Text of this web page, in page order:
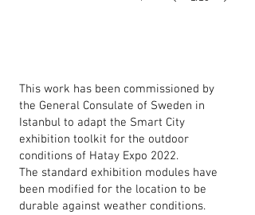
This work has been commissioned by
the General Consulate of Sweden in
Istanbul to adapt the Smart City
exhibition toolkit for the outdoor
conditions of Hatay Expo 2022. ​
The standard exhibition modules have
been modified for the location to be
durable against weather conditions.